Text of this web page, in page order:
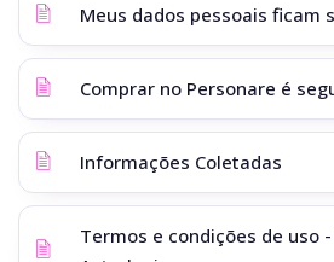
Meus dados pessoais ficam
Comprar no Personare é
Informações Coletadas
Termos e condições de uso